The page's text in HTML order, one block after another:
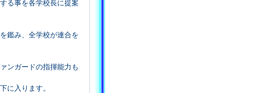
る事を各学校長に提案
鑑み、全学校が連合を
ンガードの指揮能力も
に入ります。